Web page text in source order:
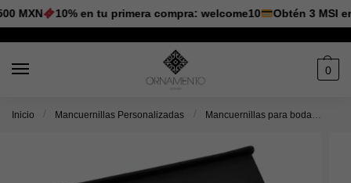
MXN 10% en tu primera compra: welcome10 Obtén 3 MSI en
0
Inicio Mancuernillas Personalizadas Mancuernillas para boda